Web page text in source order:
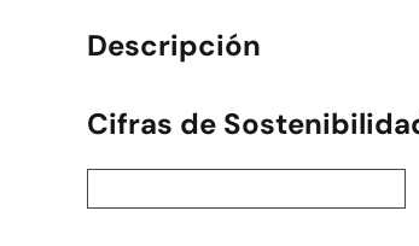
Descripción
Cifras de